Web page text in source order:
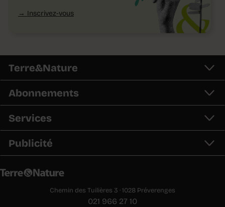
Inscrivez-vous
Terre&Nature
Abonnements
Services
Publicité
Chemin des Tuilières 3 · 1028 Préverenges
021 966 27 10